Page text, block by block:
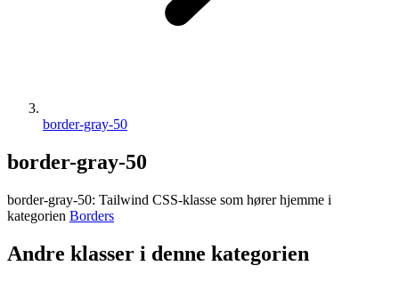
border-gray-50
border-gray-50
border-gray-50: Tailwind CSS-klasse som hører hjemme i
kategorien Borders
Andre klasser i denne kategorien